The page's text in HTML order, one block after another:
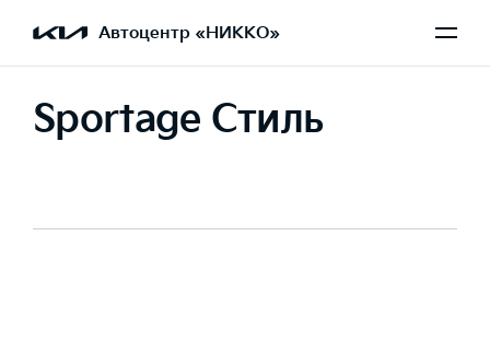
Автоцентр «НИККО»
Sportage Стиль